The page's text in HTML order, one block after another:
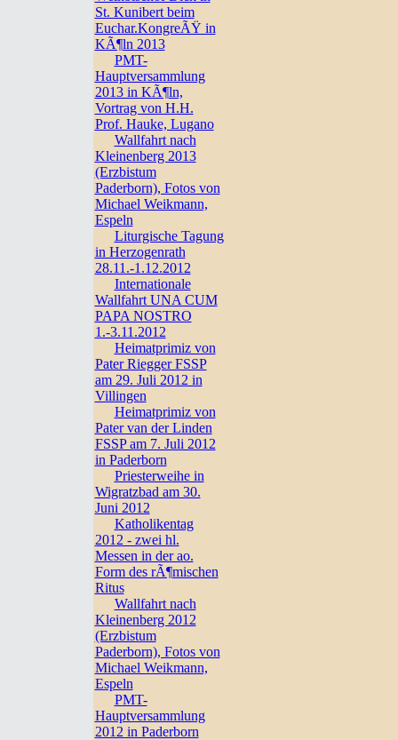
St. Kunibert beim
Euchar.KongreÃŸ in
KÃ¶ln 2013
PMT-
Hauptversammlung
2013 in KÃ¶ln,
Vortrag von H.H.
Prof. Hauke, Lugano
Wallfahrt nach
Kleinenberg 2013
(Erzbistum
Paderborn), Fotos von
Michael Weikmann,
Espeln
Liturgische Tagung
in Herzogenrath
28.11.-1.12.2012
Internationale
Wallfahrt UNA CUM
PAPA NOSTRO
1.-3.11.2012
Heimatprimiz von
Pater Riegger FSSP
am 29. Juli 2012 in
Villingen
Heimatprimiz von
Pater van der Linden
FSSP am 7. Juli 2012
in Paderborn
Priesterweihe in
Wigratzbad am 30.
Juni 2012
Katholikentag
2012 - zwei hl.
Messen in der ao.
Form des rÃ¶mischen
Ritus
Wallfahrt nach
Kleinenberg 2012
(Erzbistum
Paderborn), Fotos von
Michael Weikmann,
Espeln
PMT-
Hauptversammlung
2012 in Paderborn